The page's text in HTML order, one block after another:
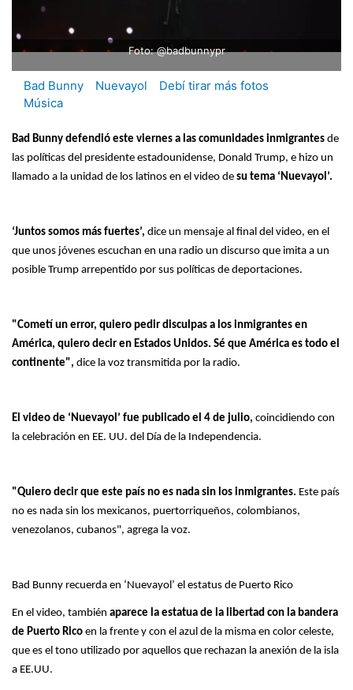
Foto: @badbunnypr
Bad Bunny Nuevayol
Debí tirar más fotos
Música
Bad Bunny defendió este viernes a las comunidades inmigrantes de
las políticas del presidente estadounidense, Donald Trump, e hizo un
llamado a la unidad de los latinos en el video de su tema ‘Nuevayol’.
‘Juntos somos más fuertes’, dice un mensaje al final del video, en el
que unos jóvenes escuchan en una radio un discurso que imita a un
posible Trump arrepentido por sus políticas de deportaciones.
"Cometí un error, quiero pedir disculpas a los inmigrantes en
América, quiero decir en Estados Unidos. Sé que América es todo el
continente", dice la voz transmitida por la radio.
El video de ‘Nuevayol’ fue publicado el 4 de julio, coincidiendo con
la celebración en EE. UU. del Día de la Independencia.
"Quiero decir que este país no es nada sin los inmigrantes. Este país
no es nada sin los mexicanos, puertorriqueños, colombianos,
venezolanos, cubanos", agrega la voz.
Bad Bunny recuerda en ‘Nuevayol’ el estatus de Puerto Rico
En el video, también aparece la estatua de la libertad con la bandera
de Puerto Rico en la frente y con el azul de la misma en color celeste,
que es el tono utilizado por aquellos que rechazan la anexión de la isla
a EE.UU.